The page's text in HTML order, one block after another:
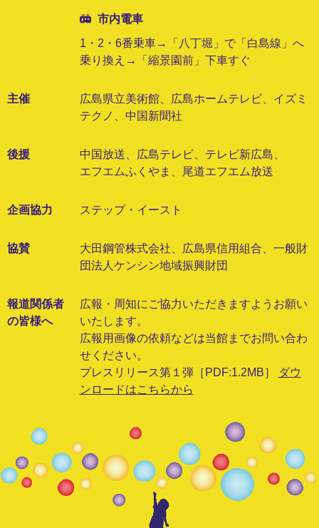
市内電車
1・2・6番乗車→「八丁堀」で「白島線」へ
乗り換え→「縮景園前」下車すぐ
主催
広島県立美術館、広島ホームテレビ、イズミ
テクノ、中国新聞社
後援
中国放送、広島テレビ、テレビ新広島、
エフエムふくやま、尾道エフエム放送
企画協力 ステップ・イースト
協賛
大田鋼管株式会社、広島県信用組合、一般財
団法人ケンシン地域振興財団
報道関係者
の皆様へ
広報・周知にご協力いただきますようお願い
いたします。
広報用画像の依頼などは当館までお問い合わ
せください。
プレスリリース第１弾［PDF:1.2MB］
ダウ
ンロードはこちらから